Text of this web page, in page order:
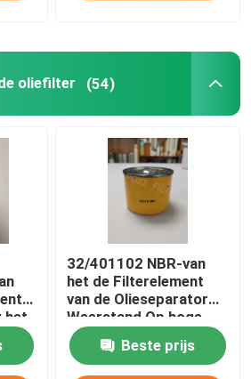
oliefilter (54)
het
32/401102 NBR-van
het de Filterelement
van de Olieseparator
Weerstand Op hoge
temperatuur
Beste prijs